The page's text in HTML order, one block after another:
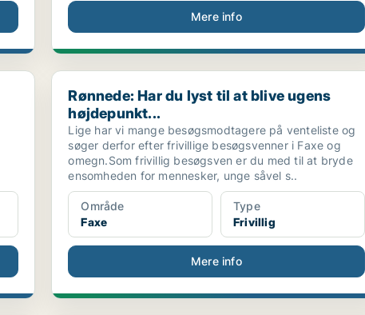
Mere info
Rønnede: Har du lyst til at blive ugens højdepunkt...
Rønnede: Har du lyst til at blive ugens
højdepunkt...
Lige har vi mange besøgsmodtagere på venteliste og
søger derfor efter frivillige besøgsvenner i Faxe og
omegn.Som frivillig besøgsven er du med til at bryde
ensomheden for mennesker, unge såvel s..
Område
Faxe
Type
Frivillig
Mere info